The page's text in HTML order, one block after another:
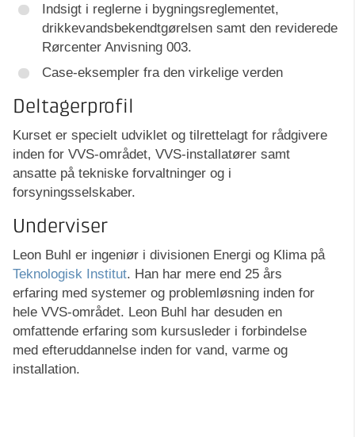
Indsigt i reglerne i bygningsreglementet,
drikkevandsbekendtgørelsen samt den reviderede
Rørcenter Anvisning 003.
Case-eksempler fra den virkelige verden
Deltagerprofil
Kurset er specielt udviklet og tilrettelagt for rådgivere
inden for VVS-området, VVS-installatører samt
ansatte på tekniske forvaltninger og i
forsyningsselskaber.
Underviser
Leon Buhl er ingeniør i divisionen Energi og Klima på
Teknologisk Institut. Han har mere end 25 års
erfaring med systemer og problemløsning inden for
hele VVS-området. Leon Buhl har desuden en
omfattende erfaring som kursusleder i forbindelse
med efteruddannelse inden for vand, varme og
installation.